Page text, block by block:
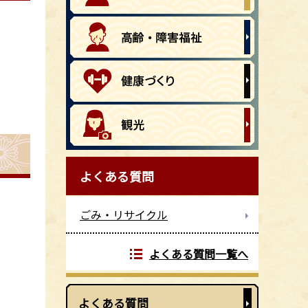
よくある質問
ごみ・リサイクル
よくある質問一覧へ
よくある質問